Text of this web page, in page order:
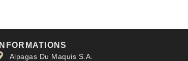
INFORMATIONS
Alpagas Du Maquis S.A.